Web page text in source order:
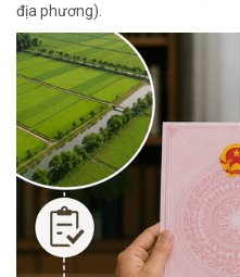
địa phương).